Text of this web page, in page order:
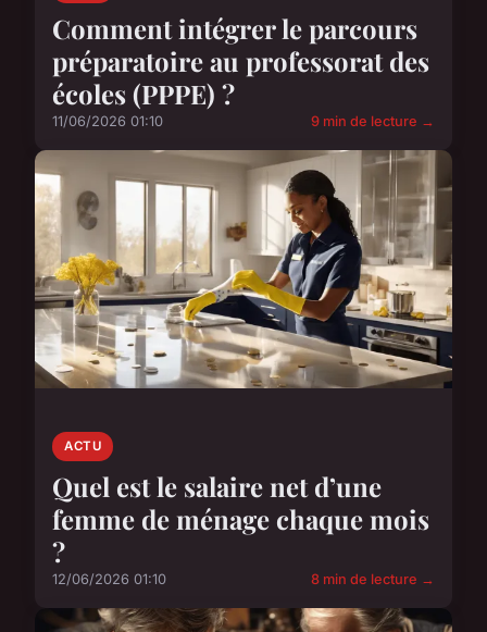
Comment intégrer le parcours
préparatoire au professorat des
écoles (PPPE) ?
11/06/2026 01:10 9 min de lecture →
ACTU
Quel est le salaire net d’une
femme de ménage chaque mois
?
12/06/2026 01:10 8 min de lecture →